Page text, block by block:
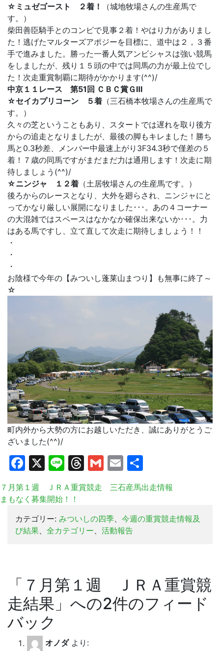
☆ミュゼゴースト ２着！
（城地牧場さんの生産馬で
す。）
柴田善臣騎手とのコンビで見事２着！やはり力がありまし
た！逃げたマルターズアポジーを目標に、道中は２，３番
手で進みました。勝った一番人気アンビシャスは強い競馬
をしましたが、残り１５頭の中では同馬の力が最上位でし
た！次走重賞制覇に期待がかかります(^^)/
中京１１レース 第51回 ＣＢＣ賞ＧⅢ
☆セイカプリコーン ５着 （三石橋本牧場さんの生産馬で
す。）
久々の芝ということもあり、スタートでは遅れを取り後方
からの追走となりましたが、最後の脚もキレました！勝ち
馬と0.3秒差、メンバー中最速上がり3F34.3秒で僅差の５
着！７歳の同馬ですがまだまだ力は通用します！次走に期
待しましょう(^^)/
☆ニンジャ １２着 （土居牧場さんの生産馬です。）
後ろからのレースとなり、大外を廻らされ、ニンジャにと
ってかなり厳しい展開になりました･･･。あの４コーナー
の大混雑ではスペースはなかなか確保出来ないか･･･。力
はある馬ですし、立て直して次走に期待しましょう！！
・
・
・
お陰様で今年の【みついし蓬莱山まつり】も無事に終了～
☆
町内外から大勢の方にお越しいただき、誠にありがとうご
ざいました(^^)/
Facebook
X LineThreads
Gmail
Email
有
７月第１週 ＪＲＡ重賞競走 三石産馬出走情報
まもなく募集開始！！
カテゴリー: みついしの四季、 今週の重賞競走情報及
び結果、 全カテゴリー、 活動報告
「 ７月第１週 ＪＲＡ重賞競
走結果 」への2件のフィード
バック
オノダ より: